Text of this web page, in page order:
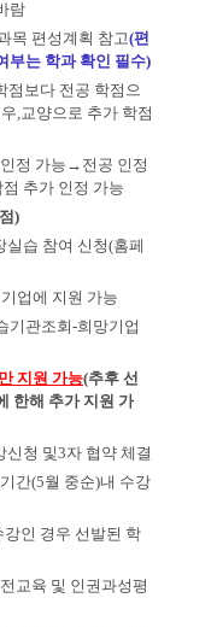
람
목 편성계획 참고(편
부는 학과 확인 필수)
점보다 전공 학점으
,교양으로 추가 학점
정 가능 → 전공 인정
점 추가 인정 가능
)
실습 참여 신청(홈페
업에 지원 가능
기관조회-희망기업
지원 가능(추후 선
한해 추가 지원 가
신청 및3자 협약 체결
간(5월 중순)내 수강
인 경우 선발된 학
교육 및 인권과성평